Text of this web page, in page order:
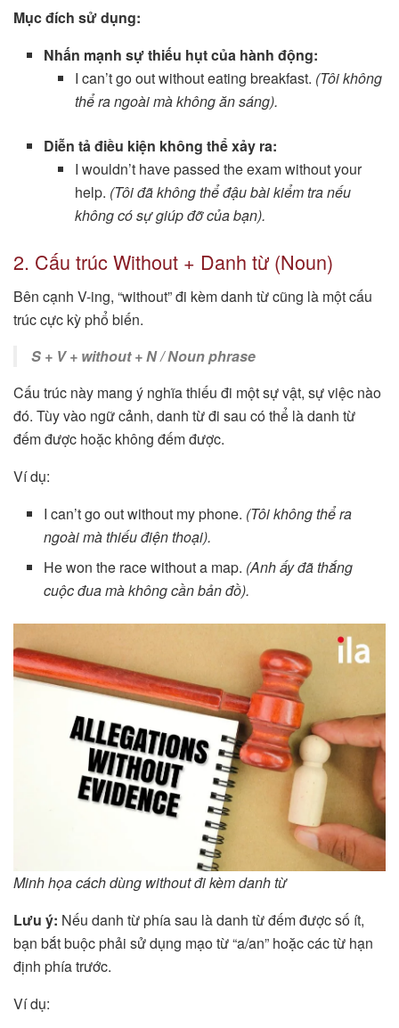
Mục đích sử dụng:
Nhấn mạnh sự thiếu hụt của hành động:
I can’t go out without eating breakfast. (Tôi không
thể ra ngoài mà không ăn sáng).
Diễn tả điều kiện không thể xảy ra:
I wouldn’t have passed the exam without your
help. (Tôi đã không thể đậu bài kiểm tra nếu
không có sự giúp đỡ của bạn).
2. Cấu trúc Without + Danh từ (Noun)
Bên cạnh V-ing, “without” đi kèm danh từ cũng là một cấu
trúc cực kỳ phổ biến.
S + V + without + N / Noun phrase
Cấu trúc này mang ý nghĩa thiếu đi một sự vật, sự việc nào
đó. Tùy vào ngữ cảnh, danh từ đi sau có thể là danh từ
đếm được hoặc không đếm được.
Ví dụ:
I can’t go out without my phone. (Tôi không thể ra
ngoài mà thiếu điện thoại).
He won the race without a map. (Anh ấy đã thắng
cuộc đua mà không cần bản đồ).
Minh họa cách dùng without đi kèm danh từ
Lưu ý: Nếu danh từ phía sau là danh từ đếm được số ít,
bạn bắt buộc phải sử dụng mạo từ “a/an” hoặc các từ hạn
định phía trước.
Ví dụ: